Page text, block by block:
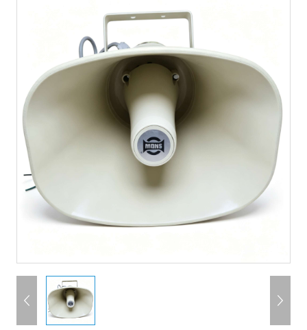
联系我们